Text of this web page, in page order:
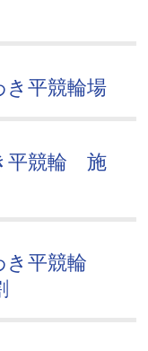
平競輪場
平競輪 施
平競輪